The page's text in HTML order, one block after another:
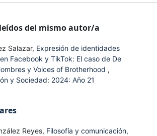
del mismo autor/a
Salazar, Expresión de identidades
Facebook y TikTok: El caso de De
y Voices of Brotherhood ,
y Sociedad: 2024: Año 21
Reyes, Filosofía y comunicación,